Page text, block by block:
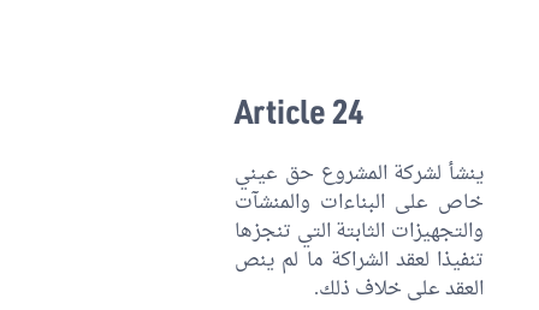
Article 24
ينشأ لشركة المشروع حق عيني
خاص على البناءات والمنشآت
والتجهيزات الثابتة التي تنجزها
تنفيذا لعقد الشراكة ما لم ينص
العقد على خلاف ذلك.